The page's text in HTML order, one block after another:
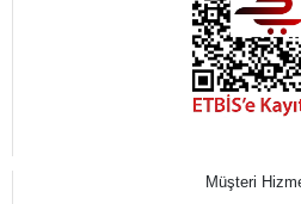
Müşteri